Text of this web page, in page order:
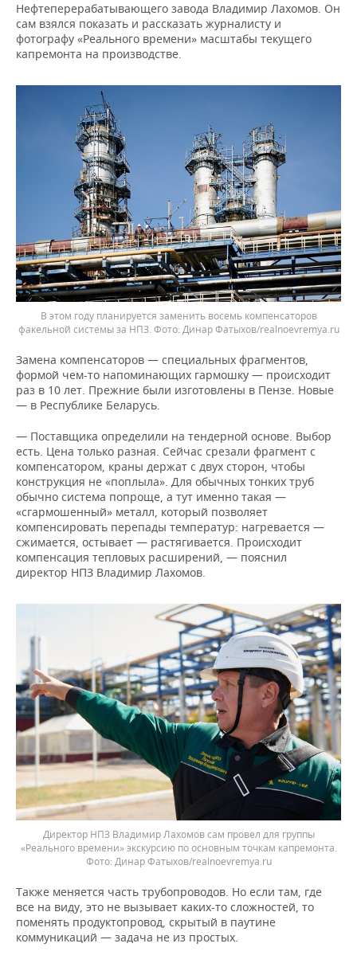
Нефтеперерабатывающего завода Владимир Лахомов. Он
сам взялся показать и рассказать журналисту и
фотографу «Реального времени» масштабы текущего
капремонта на производстве.
В этом году планируется заменить восемь компенсаторов
факельной системы за НПЗ.
Динар Фатыхов/realnoevremya.ru
Замена компенсаторов — специальных фрагментов,
формой чем-то напоминающих гармошку — происходит
раз в 10 лет. Прежние были изготовлены в Пензе. Новые
— в Республике Беларусь.
— Поставщика определили на тендерной основе. Выбор
есть. Цена только разная. Сейчас срезали фрагмент с
компенсатором, краны держат с двух сторон, чтобы
конструкция не «поплыла». Для обычных тонких труб
обычно система попроще, а тут именно такая —
«сгармошенный» металл, который позволяет
компенсировать перепады температур: нагревается —
сжимается, остывает — растягивается. Происходит
компенсация тепловых расширений, — пояснил
директор НПЗ Владимир Лахомов.
Директор НПЗ Владимир Лахомов сам провел для группы
«Реального времени» экскурсию по основным точкам капремонта.
Динар Фатыхов/realnoevremya.ru
Также меняется часть трубопроводов. Но если там, где
все на виду, это не вызывает каких-то сложностей, то
поменять продуктопровод, скрытый в паутине
коммуникаций — задача не из простых.